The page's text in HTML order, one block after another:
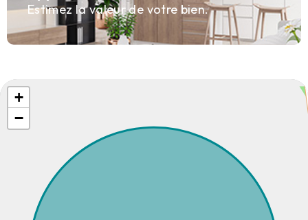
Estimez la valeur de votre bien.
+
−